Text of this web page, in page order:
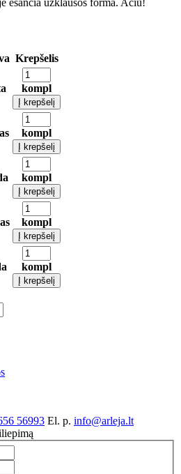
Krepšelis
kompl
Į krepšelį
kompl
Į krepšelį
kompl
Į krepšelį
kompl
Į krepšelį
kompl
Į krepšelį
56993 El. p. info@arleja.lt